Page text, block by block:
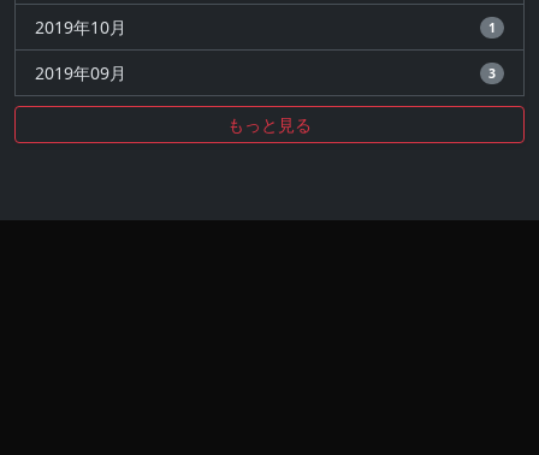
2019年10月 1
2019年09月 3
もっと見る